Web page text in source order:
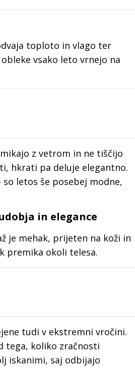
toploto in vlago ter
vsako leto vrnejo na
z vetrom in ne tiščijo
hkrati pa deluje elegantno.
letos še posebej modne,
in elegance
je mehak, prijeten na koži in
premika okoli telesa.
tudi v ekstremni vročini.
tega, koliko zračnosti
iskanimi, saj odbijajo